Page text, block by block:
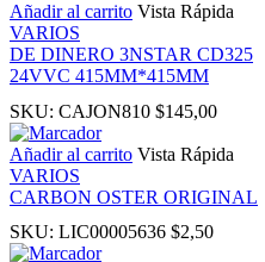
Panel
Panel
Añadir al carrito Vista Rápida
VARIOS
DE DINERO 3NSTAR CD325
24VVC 415MM*415MM
SKU: CAJON810 $145,00
Añadir al carrito Vista Rápida
VARIOS
CARBON OSTER ORIGINAL
SKU: LIC00005636 $2,50